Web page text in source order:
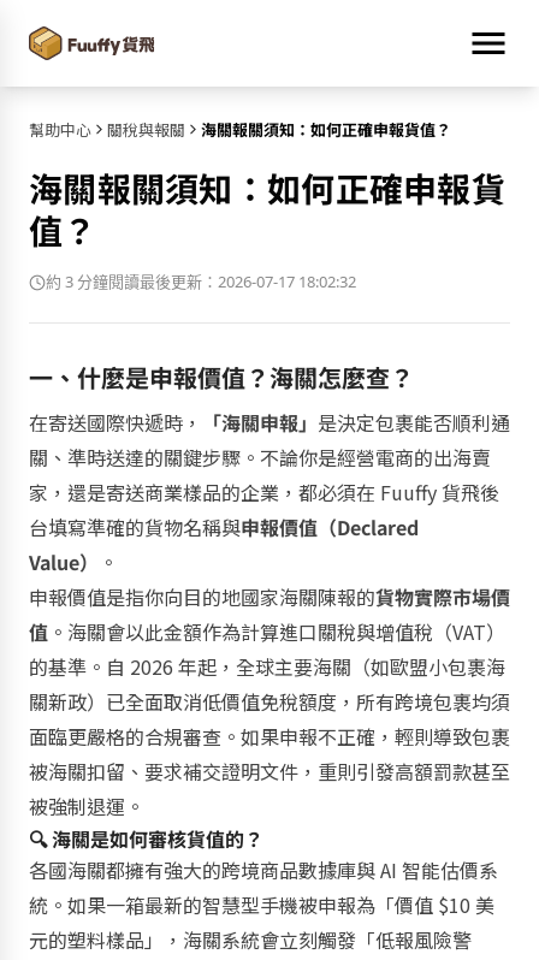
幫助中心 關稅與報關 海關報關須知：如何正確申報貨值？
海關報關須知：如何正確申報貨
值？
約 3 分鐘閱讀最後更新：2026-07-17 18:02:32
一、什麼是申報價值？海關怎麼查？
在寄送國際快遞時， 「海關申報」 是決定包裹能否順利通
關、準時送達的關鍵步驟。不論你是經營電商的出海賣
家，還是寄送商業樣品的企業，都必須在 Fuuffy 貨飛後
台填寫準確的貨物名稱與申報價值（Declared
Value）
。
申報價值是指你向目的地國家海關陳報的貨物實際市場價
值 。海關會以此金額作為計算進口關稅與增值稅（VAT）
的基準。自 2026 年起，全球主要海關（如歐盟小包裹海
關新政）已全面取消低價值免稅額度，所有跨境包裹均須
面臨更嚴格的合規審查。如果申報不正確，輕則導致包裹
被海關扣留、要求補交證明文件，重則引發高額罰款甚至
被強制退運。
🔍 海關是如何審核貨值的？
各國海關都擁有強大的跨境商品數據庫與 AI 智能估價系
統。如果一箱最新的智慧型手機被申報為「價值 $10 美
元的塑料樣品」，海關系統會立刻觸發「低報風險警